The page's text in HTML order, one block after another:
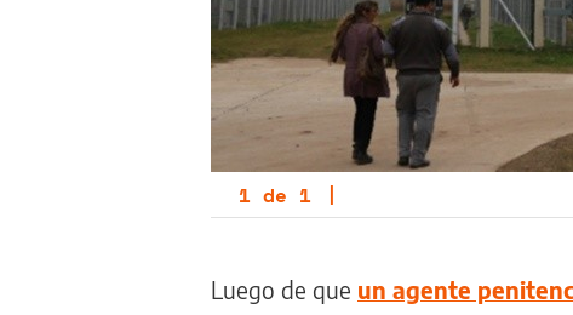
1 de 1 |
Luego de que un agente